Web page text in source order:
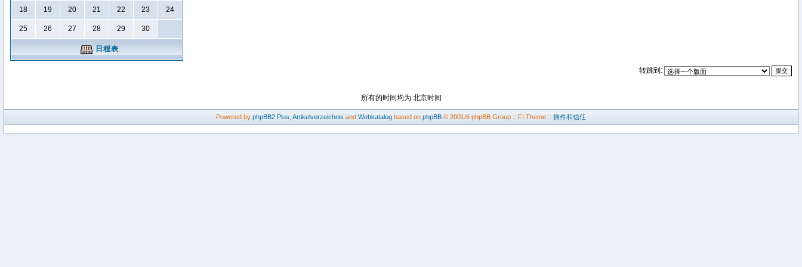
18 19 20 21 22 23 24
25 26 27 28 29 30
日程表
转跳到:
所有的时间均为 北京时间
Powered by phpBB2 Plus Artikelverzeichnis and Webkatalog based on phpBB © 2001/6 phpBB Group :: FI Theme :: 插件和信任